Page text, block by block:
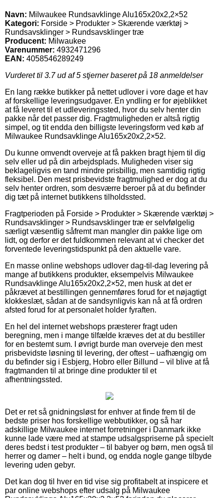
Navn: Milwaukee Rundsavklinge Alu165x20x2,2×52
Kategori: Forside > Produkter > Skærende værktøj >
Rundsavsklinger > Rundsavsklinger træ
Producent: Milwaukee
Varenummer: 4932471296
EAN: 4058546289249
Vurderet til 3.7ud af 5 stjerner baseret på 18 anmeldelser
En lang række butikker på nettet udlover i vore dage et hav
af forskellige leveringsudgaver. En yndling er for øjeblikket
at få leveret til et udleveringssted, hvor du selv henter din
pakke når det passer dig. Fragtmuligheden er altså rigtig
simpel, og tit endda den billigste leveringsform ved køb af
Milwaukee Rundsavklinge Alu165x20x2,2×52.
Du kunne omvendt overveje at få pakken bragt hjem til dig
selv eller ud på din arbejdsplads. Muligheden viser sig
beklageligvis en tand mindre prisbillig, men samtidig rigtig
fleksibel. Den mest prisbevidste fragtmulighed er dog at du
selv henter ordren, som desværre beroer på at du befinder
dig tæt på internet butikkens tilholdssted.
Fragtperioden på Forside > Produkter > Skærende værktøj >
Rundsavsklinger > Rundsavsklinger træ er selvfølgelig
særligt væsentlig såfremt man mangler din pakke lige om
lidt, og derfor er det fuldkommen relevant at vi checker det
forventede leveringstidspunkt på den aktuelle vare.
En masse online webshops udlover dag-til-dag levering på
mange af butikkens produkter, eksempelvis Milwaukee
Rundsavklinge Alu165x20x2,2×52, men husk at det er
påkrævet at bestillingen gennemføres forud for et nøjagtigt
klokkeslæt, sådan at de sandsynligvis kan nå at få ordren
afsted forud for at personalet holder fyraften.
En hel del internet webshops præsterer fragt uden
beregning, men i mange tilfælde kræves det at du bestiller
for en bestemt sum. I øvrigt burde man overveje den mest
prisbevidste løsning til levering, der oftest – uafhængig om
du befinder sig i Esbjerg, Hobro eller Billund – vil blive at få
fragtmanden til at bringe dine produkter til et
afhentningssted.
Det er ret så gnidningsløst for enhver at finde frem til de
bedste priser hos forskellige webbutikker, og så har
adskillige Milwaukee internet forretninger i Danmark ikke
kunne lade være med at stampe udsalgspriserne på specielt
deres bedst i test produkter – til babyer og børn, men også til
herrer og damer – helt i bund, og endda nogle gange tilbyde
levering uden gebyr.
Det kan dog til hver en tid vise sig profitabelt at inspicere et
par online webshops efter udsalg på Milwaukee